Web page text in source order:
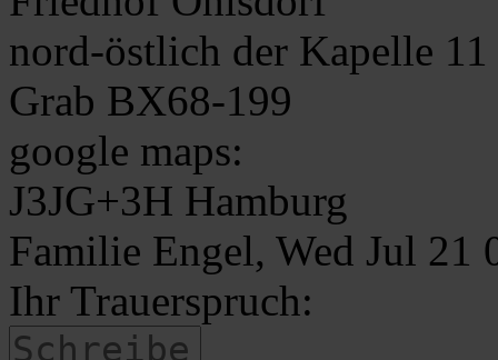
nord-östlich der Kapelle 11
Grab BX68-199
google maps:
J3JG+3H Hamburg
Familie Engel, Wed Jul 21
Ihr Trauerspruch: